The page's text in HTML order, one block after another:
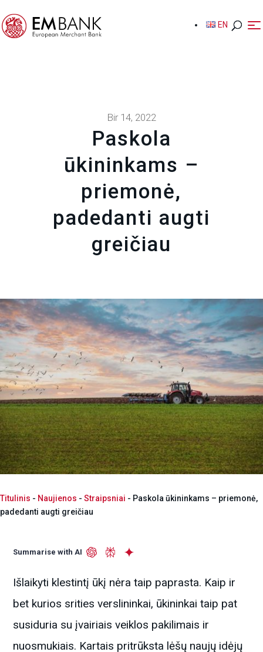
EN
EN
Bir 14, 2022
Paskola
ūkininkams –
priemonė,
padedanti augti
greičiau
Titulinis - Naujienos - Straipsniai - Paskola ūkininkams – priemonė,
padedanti augti greičiau
Summarise with AI
Išlaikyti klestintį ūkį nėra taip paprasta. Kaip ir
bet kurios srities verslininkai, ūkininkai taip pat
susiduria su įvairiais veiklos pakilimais ir
nuosmukiais. Kartais pritrūksta lėšų naujų idėjų